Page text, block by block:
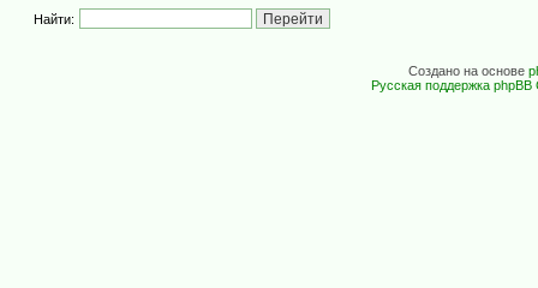
Найти:
Создано на основе
Русская поддержка phpBB